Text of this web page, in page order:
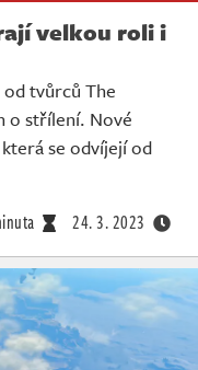
velkou roli i
tvůrců The
o střílení. Nové
se odvíjejí od
24. 3. 2023